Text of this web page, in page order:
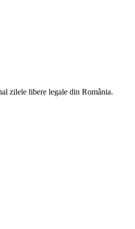
zilele libere legale din România.